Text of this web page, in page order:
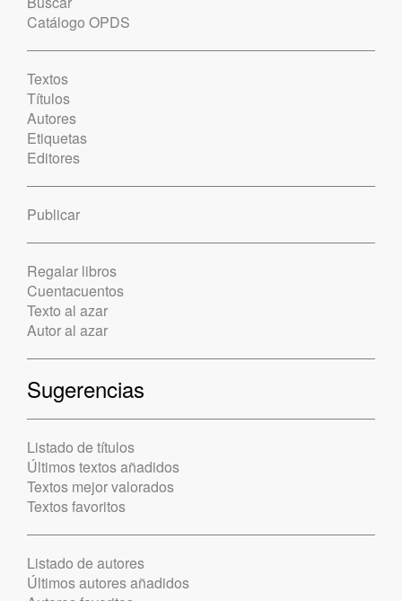
Catálogo OPDS
Textos
Títulos
Autores
Etiquetas
Editores
Publicar
Regalar libros
Cuentacuentos
Texto al azar
Autor al azar
Sugerencias
Listado de títulos
Últimos textos añadidos
Textos mejor valorados
Textos favoritos
Listado de autores
Últimos autores añadidos